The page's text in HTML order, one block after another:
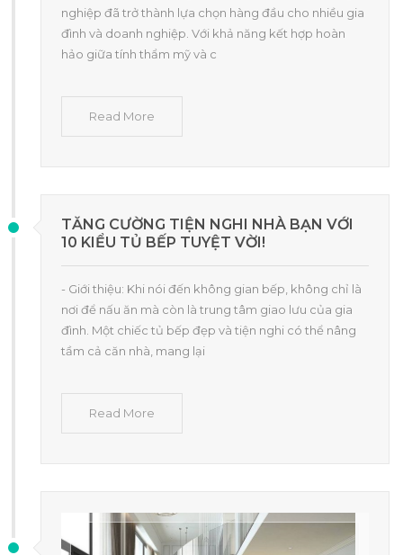
nghiệp đã trở thành lựa chọn hàng đầu cho nhiều gia
đình và doanh nghiệp. Với khả năng kết hợp hoàn
hảo giữa tính thẩm mỹ và c
Read More
TĂNG CƯỜNG TIỆN NGHI NHÀ BẠN VỚI
10 KIỂU TỦ BẾP TUYỆT VỜI!
- Giới thiệu: Khi nói đến không gian bếp, không chỉ là
nơi để nấu ăn mà còn là trung tâm giao lưu của gia
đình. Một chiếc tủ bếp đẹp và tiện nghi có thể nâng
tầm cả căn nhà, mang lại
Read More